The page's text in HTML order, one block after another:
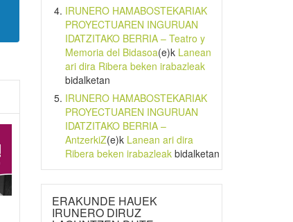
IRUNERO HAMABOSTEKARIAK
PROYECTUAREN INGURUAN
IDATZITAKO BERRIA – Teatro y
Memoria del Bidasoa(e)k Lanean
ari dira Ribera beken irabazleak
bidalketan
IRUNERO HAMABOSTEKARIAK
PROYECTUAREN INGURUAN
IDATZITAKO BERRIA –
AntzerkiZ(e)k Lanean ari dira
Ribera beken irabazleakbidalketan
ERAKUNDE HAUEK
IRUNERO DIRUZ